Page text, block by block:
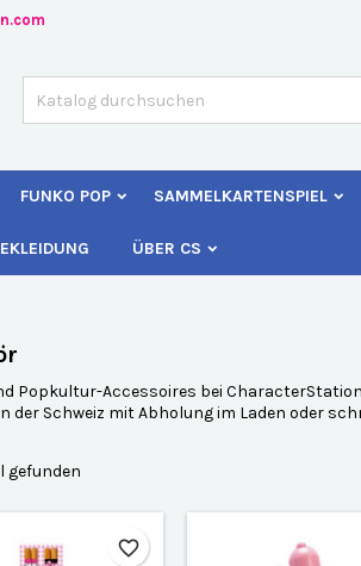
FUNKO POP SAMMELKARTENSPIEL
ÜBER CS
Popkultur-Accessoires bei
der Schweiz mit Abholung im Laden oder
gefunden
favorite_border
meine Wunschliste
new list
((cancelText))
erstellen
der Wunschliste
müssen angemeldet sein, um Artikel Ihrer